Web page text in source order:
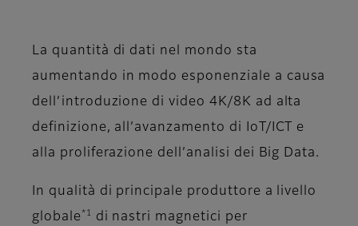
La quantità di dati nel mondo sta
aumentando in modo esponenziale a causa
dell’introduzione di video 4K/8K ad alta
definizione, all’avanzamento di IoT/ICT e
alla proliferazione dell’analisi dei Big Data.
In qualità di principale produttore a livello
globale *1
di nastri magnetici per